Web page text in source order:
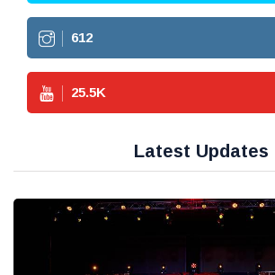
612
25.5K
Latest Updates